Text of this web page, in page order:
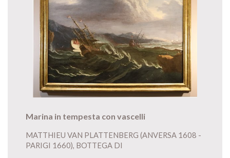
Marina in tempesta con vascelli
MATTHIEU VAN PLATTENBERG (ANVERSA 1608 -
PARIGI 1660), BOTTEGA DI